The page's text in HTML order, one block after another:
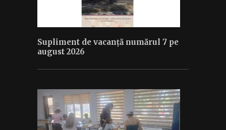
Supliment de vacanță numărul 7 pe
august 2026